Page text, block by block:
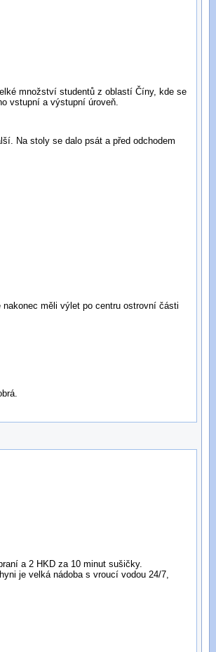
množství studentů z oblastí Číny, kde se
vstupní a výstupní úroveň.
Na stoly se dalo psát a před odchodem
měli výlet po centru ostrovní části
a 2 HKD za 10 minut sušičky.
je velká nádoba s vroucí vodou 24/7,